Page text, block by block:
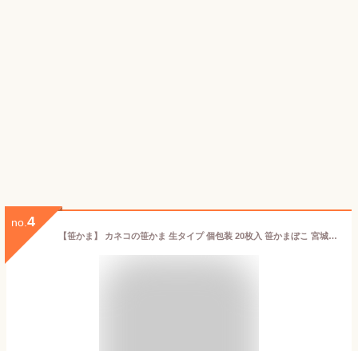
no. 4
【笹かま】 カネコの笹かま 生タイプ 個包装 20枚入 笹かまぼこ 宮城 仙台 塩釜 松島 蒲鉾 ギフト お礼 お返し お祝い お中元